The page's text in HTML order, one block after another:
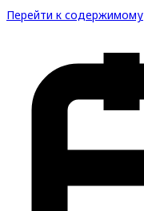
Перейти к содержимому